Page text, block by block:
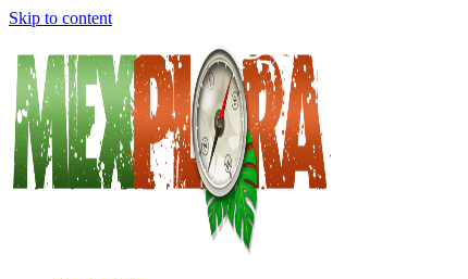
Skip to content